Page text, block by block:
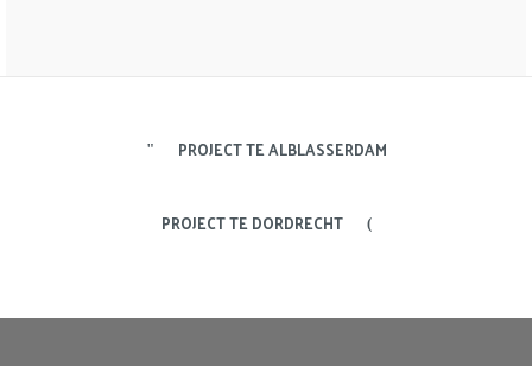
PROJECT TE ALBLASSERDAM
PROJECT TE DORDRECHT